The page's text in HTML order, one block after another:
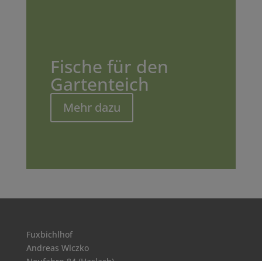
Fische für den
Gartenteich
Mehr dazu
Fuxbichlhof
Andreas Wlczko